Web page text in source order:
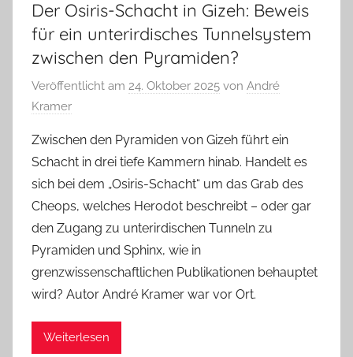
Der Osiris-Schacht in Gizeh: Beweis
für ein unterirdisches Tunnelsystem
zwischen den Pyramiden?
Veröffentlicht am 24. Oktober 2025 von André
Kramer
Zwischen den Pyramiden von Gizeh führt ein
Schacht in drei tiefe Kammern hinab. Handelt es
sich bei dem „Osiris-Schacht“ um das Grab des
Cheops, welches Herodot beschreibt – oder gar
den Zugang zu unterirdischen Tunneln zu
Pyramiden und Sphinx, wie in
grenzwissenschaftlichen Publikationen behauptet
wird? Autor André Kramer war vor Ort.
Weiterlesen